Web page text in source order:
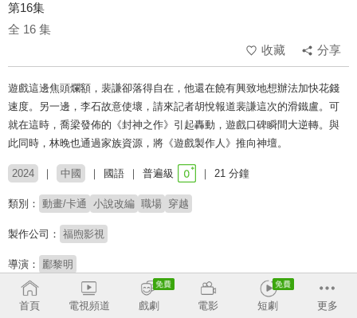
第16集
全 16 集
收藏
分享
遊戲這邊焦頭爛額，裴謙卻落得自在，他還在饒有興致地想辦法加快花錢
速度。另一邊，李石故意使壞，請來記者胡悅報道裴謙這次的滑鐵盧。可
就在這時，喬梁發佈的《封神之作》引起轟動，遊戲口碑瞬間大逆轉。與
此同時，林晚也通過家族資源，將《遊戲製作人》推向神壇。
2024 中國 國語 普遍級 21 分鐘
類別： 動畫/卡通 小說改編 職場 穿越
製作公司： 福煦影視
導演： 酈黎明
配音： 筱箏
馮駿驊
首頁
電視頻道 戲劇 電影 短劇 更多